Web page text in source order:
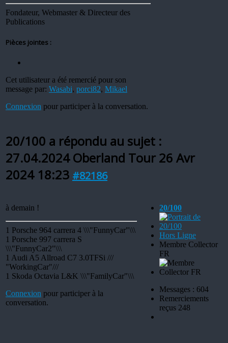
Fondateur, Webmaster & Directeur des
Publications
Pièces jointes :
Cet utilisateur a été remercié pour son
message par: Wasabi, porci82, Mikael
Connexion pour participer à la conversation.
20/100 a répondu au sujet :
27.04.2024 Oberland Tour26 Avr
2024 18:23 #82186
à demain !
1 Porsche 964 carrera 4 \\\"FunnyCar"\\\
1 Porsche 997 carrera S
\\\"FunnyCar2"\\\
1 Audi A5 Allroad C7 3.0TFSi ///
"WorkingCar"///
1 Skoda Octavia L&K \\\"FamilyCar"\\\
Connexion pour participer à la
conversation.
20/100
Hors Ligne
Membre Collector
FR
Messages : 604
Remerciements
reçus 248